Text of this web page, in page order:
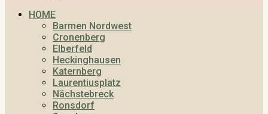
HOME
Barmen Nordwest
Cronenberg
Elberfeld
Heckinghausen
Katernberg
Laurentiusplatz
Nächstebreck
Ronsdorf